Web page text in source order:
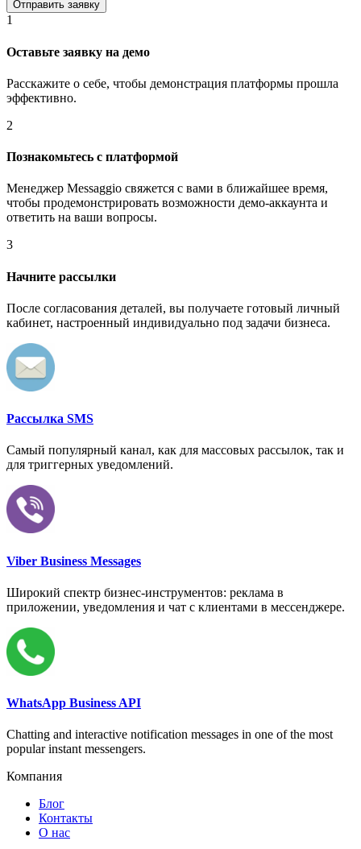
1
Оставьте заявку на демо
Расскажите о себе, чтобы демонстрация платформы прошла
эффективно.
2
Познакомьтесь с платформой
Менеджер Messaggio свяжется с вами в ближайшее время,
чтобы продемонстрировать возможности демо-аккаунта и
ответить на ваши вопросы.
3
Начните рассылки
После согласования деталей, вы получаете готовый личный
кабинет, настроенный индивидуально под задачи бизнеса.
Рассылка SMS
Самый популярный канал, как для массовых рассылок, так и
для триггерных уведомлений.
Viber Business Messages
Широкий спектр бизнес-инструментов: реклама в
приложении, уведомления и чат с клиентами в мессенджере.
WhatsApp Business API
Chatting and interactive notification messages in one of the most
popular instant messengers.
Компания
Блог
Контакты
О нас